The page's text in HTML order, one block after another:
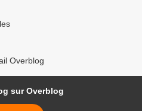
Overblog
sur Overblog